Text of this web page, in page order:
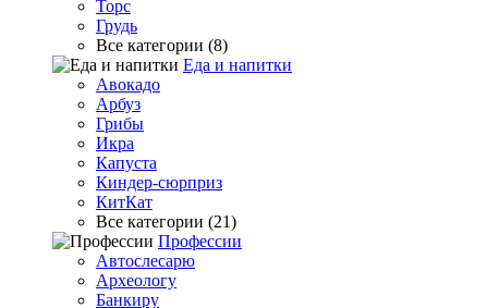
Торс
Грудь
Все категории (8)
Еда и напитки
Авокадо
Арбуз
Грибы
Икра
Капуста
Киндер-сюрприз
КитКат
Все категории (21)
Профессии
Автослесарю
Археологу
Банкиру